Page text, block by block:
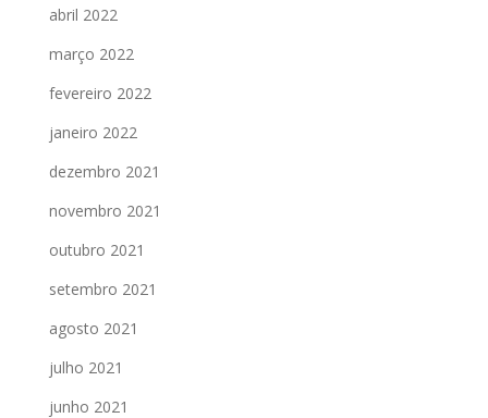
abril 2022
março 2022
fevereiro 2022
janeiro 2022
dezembro 2021
novembro 2021
outubro 2021
setembro 2021
agosto 2021
julho 2021
junho 2021